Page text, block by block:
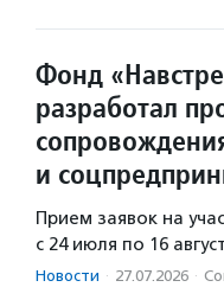
Фонд
разработал
и
Прием заявок на
с 24 июля по 16
Новости · 27.07.2026 ·